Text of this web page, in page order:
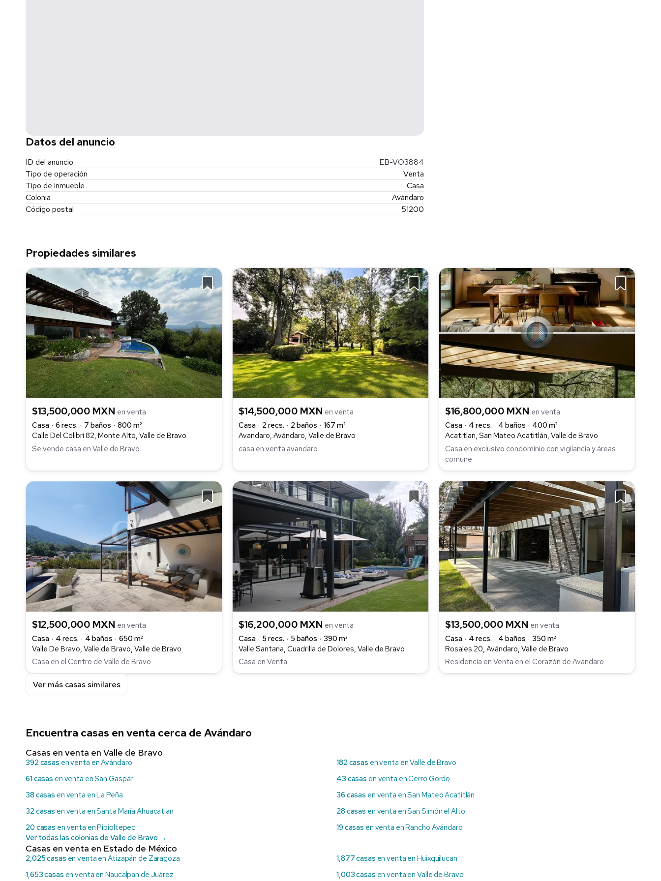
Datos del anuncio
ID del anuncio
EB-VO3884
Tipo de operación
Venta
Tipo de inmueble
Casa
Colonia
Avándaro
Código postal
51200
Propiedades similares
$13,500,000 MXN en venta
Casa
6 recs. 7 baños
800 m²
Calle Del Colibrí 82, Monte Alto, Valle de Bravo
Se vende casa en Valle de Bravo
$14,500,000 MXN en venta
Casa
2 recs. 2 baños
167 m²
Avandaro, Avándaro, Valle de Bravo
casa en venta avandaro
$16,800,000 MXN en venta
Casa
4 recs. 4 baños
400 m²
Acatitlan, San Mateo Acatitlán, Valle de Bravo
Casa en exclusivo condominio con vigilancia y áreas
comune
$12,500,000 MXN en venta
Casa
4 recs. 4 baños
650 m²
Valle De Bravo, Valle de Bravo, Valle de Bravo
Casa en el Centro de Valle de Bravo
$16,200,000 MXN en venta
Casa
5 recs. 5 baños
390 m²
Valle Santana, Cuadrilla de Dolores, Valle de Bravo
Casa en Venta
$13,500,000 MXN en venta
Casa
4 recs. 4 baños
350 m²
Rosales 20, Avándaro, Valle de Bravo
Residencia en Venta en el Corazón de Avandaro
Ver más casas similares
Encuentra casas en venta cerca de Avándaro
Casas en venta en Valle de Bravo
392 casas en venta en Avándaro 182 casas en venta en Valle de Bravo
61 casas en venta en San Gaspar 43 casas en venta en Cerro Gordo
38 casas en venta en La Peña 36 casas en venta en San Mateo Acatitlán
32 casas en venta en Santa María Ahuacatlan 28 casas en venta en San Simón el Alto
20 casas en venta en Pipioltepec 19 casas en venta en Rancho Avándaro
Ver todas las colonias de Valle de Bravo →
Casas en venta en Estado de México
2,025 casas en venta en Atizapán de Zaragoza 1,877 casas en venta en Huixquilucan
1,653 casas en venta en Naucalpan de Juárez 1,003 casas en venta en Valle de Bravo